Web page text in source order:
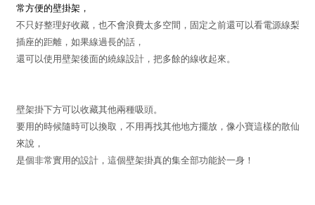
常方便的壁掛架，
不只好整理好收藏，也不會浪費太多空間，固定之前還可以看電源線梨
插座的距離，如果線過長的話，
還可以使用壁架後面的繞線設計，把多餘的線收起來。
壁架掛下方可以收藏其他兩種吸頭。
要用的時候隨時可以換取，不用再找其他地方擺放，像小寶這樣的散仙
來說，
是個非常實用的設計，這個壁架掛真的集全部功能於一身！